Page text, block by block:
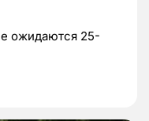
ожидаются 25-